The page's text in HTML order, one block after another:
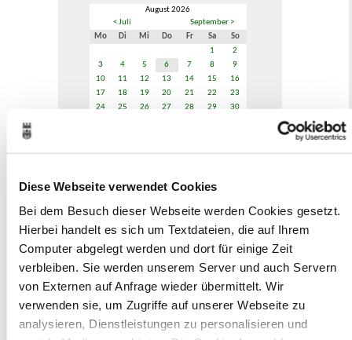
Diese Webseite verwendet Cookies
Bei dem Besuch dieser Webseite werden Cookies gesetzt.
Hierbei handelt es sich um Textdateien, die auf Ihrem
Computer abgelegt werden und dort für einige Zeit
verbleiben. Sie werden unserem Server und auch Servern
von Externen auf Anfrage wieder übermittelt. Wir
verwenden sie, um Zugriffe auf unserer Webseite zu
analysieren, Dienstleistungen zu personalisieren und
August 2026
< Juli
September >
Mo
Di Mi Do Fr Sa
So
1
2
3
4 5 6 7 8
9
10
11 12 13 14 15
16
17
18 19 20 21 22
23
24
25 26 27 28 29
30
Zur Veranstaltungssuche
Museen